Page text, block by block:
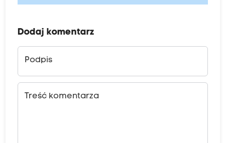
Dodaj komentarz
Podpis
Treść komentarza